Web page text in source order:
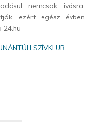
nemcsak ivásra,
ezért egész évben
24.hu
SZÍVKLUB